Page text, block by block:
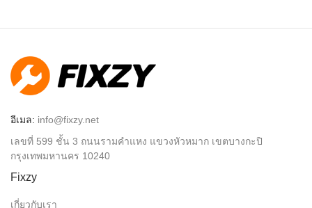
อีเมล: info@fixzy.net
เลขที่ 599 ชั้น 3 ถนนรามคำแหง แขวงหัวหมาก เขตบางกะปิ
กรุงเทพมหานคร 10240
Fixzy
เกี่ยวกับเรา